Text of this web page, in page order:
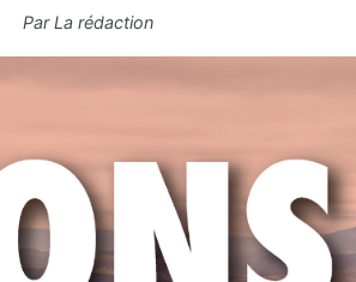
ParLa rédaction